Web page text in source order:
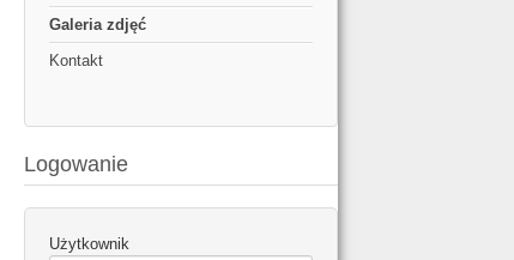
Galeria zdjęć
Kontakt
Logowanie
Użytkownik